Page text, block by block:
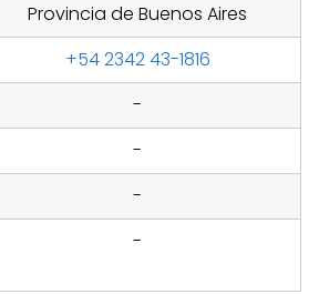
Provincia de Buenos Aires
+54 2342 43-1816
-
-
-
-